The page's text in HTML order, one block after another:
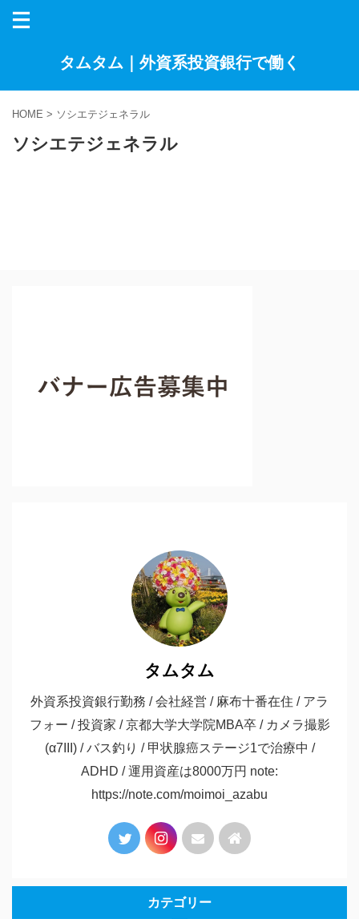
タムタム｜外資系投資銀行で働く
HOME > ソシエテジェネラル
ソシエテジェネラル
タムタム
外資系投資銀行勤務 / 会社経営 / 麻布十番在住 / アラ
フォー / 投資家 / 京都大学大学院MBA卒 / カメラ撮影
(α7III) / バス釣り / 甲状腺癌ステージ1で治療中 /
ADHD / 運用資産は8000万円 note:
https://note.com/moimoi_azabu
カテゴリー